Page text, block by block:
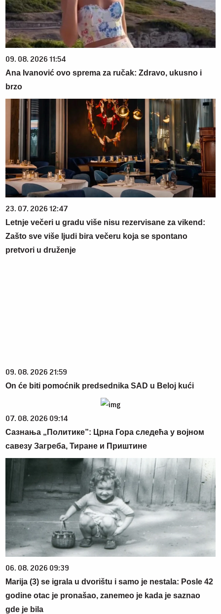
09. 08. 2026 11:54
Ana Ivanović ovo sprema za ručak: Zdravo, ukusno i
brzo
23. 07. 2026 12:47
Letnje večeri u gradu više nisu rezervisane za vikend:
Zašto sve više ljudi bira večeru koja se spontano
pretvori u druženje
09. 08. 2026 21:59
On će biti pomoćnik predsednika SAD u Beloj kući
07. 08. 2026 09:14
Сазнања „Политике”: Црна Гора следећа у војном
савезу Загреба, Тиране и Приштине
06. 08. 2026 09:39
Marija (3) se igrala u dvorištu i samo je nestala: Posle 42
godine otac je pronašao, zanemeo je kada je saznao
gde je bila